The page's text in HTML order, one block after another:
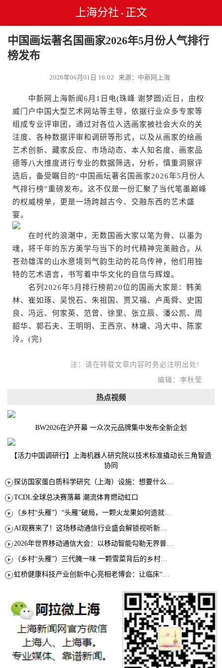
上海分社 • 正文
中国画坛著名国画家2026年5月份人气排行
榜发布
2026年06月01日 16:02 来源：中新网上海
中新网上海新闻6月1日电(珠峰 谢梦圆)近日，由权
威门户中国大型艺术网站等主导，依据行业众多专家等
组成专业评审团，通过对各位入选画家被社会大众的关
注度、各种数据评审和调研等形式，以及从画家的绘画
艺术创新、藏家反应、市场动态、本人知名度、画家品
德等八大维度进行专业的数据筛选，分析，慎重洞察评
选后，备受瞩目的“中国画坛著名国画家2026年5月份人
气排行榜”重磅发布。这不仅是一份汇聚了当代笔墨巅峰
的权威榜单，更是一场跨越古今、交融东西的艺术盛
宴。
在时代的浪潮中，无数国画大家以笔为骨、以墨为
魂，将千年的东方美学与当下的时代精神完美融合。从
苍劲雄浑的山水意境到气韵生动的花鸟传神，他们用独
特的艺术语言，书写着中华文化的自信与辉煌。
名列2026年5月排行榜前20位的国画大家是：韩美
林、崔如琢、吴悦石、朱祖国、贾又福、卢禹舜、史国
良、冯远、何家英、范曾、徐里、张立辰、潘公凯、周
韶华、郭石夫、王明明、王西京、林墉、冯大中、陈家
泠。(完)
注：请在转载文章内容时务必注明出处!
编辑：李秋莹
热点视频
BW2026在沪开幕 一众次元品牌集中发布全新企划
【活力中国调研行】上海机器人研究院以技术标准撬动长三角智造
协同
探访国家蛋白质科学研究（上海）设施：想要什么蛋白 AI直接设计合成
TCDL全球总决赛落幕 潮流体育燃动虹口
（乡村“头雁”）“头雁”破局，一颗火龙果如何造就沪上乡村特色产业化路径
AI观赛来了！这场移动通信行业盛会解锁视听新玩法
2026年世界移动通信大会：以移动智能勾勒无界普惠新愿景
（乡村“头雁”）三代腌一味 一颗雪菜背后的乡村致富经
虹桥健康科技产业创新中心亮相老博会：让临床“需求”定义银发经济新生态